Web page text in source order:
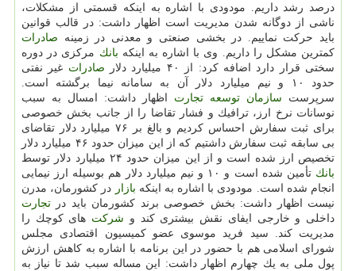
درصد رشد داریم. مودودی با اشاره به اینكه قسمتی از مشكلات،
ناشی از دوگانه شدن مدیریت است اظهار داشت: در قالب قوانین
باید حركت نماییم. در بخشی صنعتی و معدنی در زمینه صادرات
كمترین مشكل را داریم. وی با اشاره به اینكه بانك مركزی در دوره
سختی قرار دارد اضافه كرد: از ۴۰ میلیارد دلار
صادرات غیر نفتی
حدود ۱۰ و نیم میلیارد دلار آن به سامانه نیما برگشته است.
سرپرست سازمان توسعه تجارت اظهار داشت: امسال به سبب
نوسانات نرخ ارز، ترافیك و فشار تقاضا را از جانب بخش خصوصی
برای ثبت سفارش احساس كردیم و بالغ بر ۷۶ میلیارد دلار تقاضای
بی سابقه ثبت سفارش داشتیم كه از این میزان حدود ۴۶ میلیارد دلار
تخصیص ارز شده است و از این میزان حدود ۲۴ میلیارد دلار توسط
بانك
تأمین شده است و ۱۰ و نیم میلیارد دلار هم بوسیله ارز نیمایی
انجام شده است. مودودی با اشاره به اینكه بازار در كشورمان، مدرن
نیست اظهار داشت: بخش خصوصی برند كشورمان باید در تجارت
داخلی و خارجی ایفای نقش بیشتری كند و شركت های كوچك را
مدیریت كند. سید فرید موسوی عضو كمیسیون اقتصادی مجلس
شورای اسلامی هم با حضور در این برنامه با اشاره به كاهش ارزش
پول ملی به یك چهارم اظهار داشت: این مساله سبب شد تا نیاز به